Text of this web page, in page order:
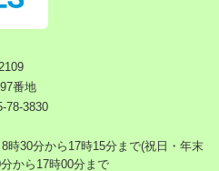
番地
78-3830
30分から17時15分まで(祝日・年末
から17時00分まで